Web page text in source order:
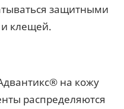
защитными
и клещей.
на кожу
распределяются